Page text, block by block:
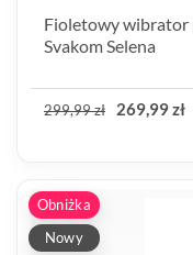
Fioletowy wibrator
Svakom Selena
299,99 zł 269,99 zł
Obniżka
Nowy